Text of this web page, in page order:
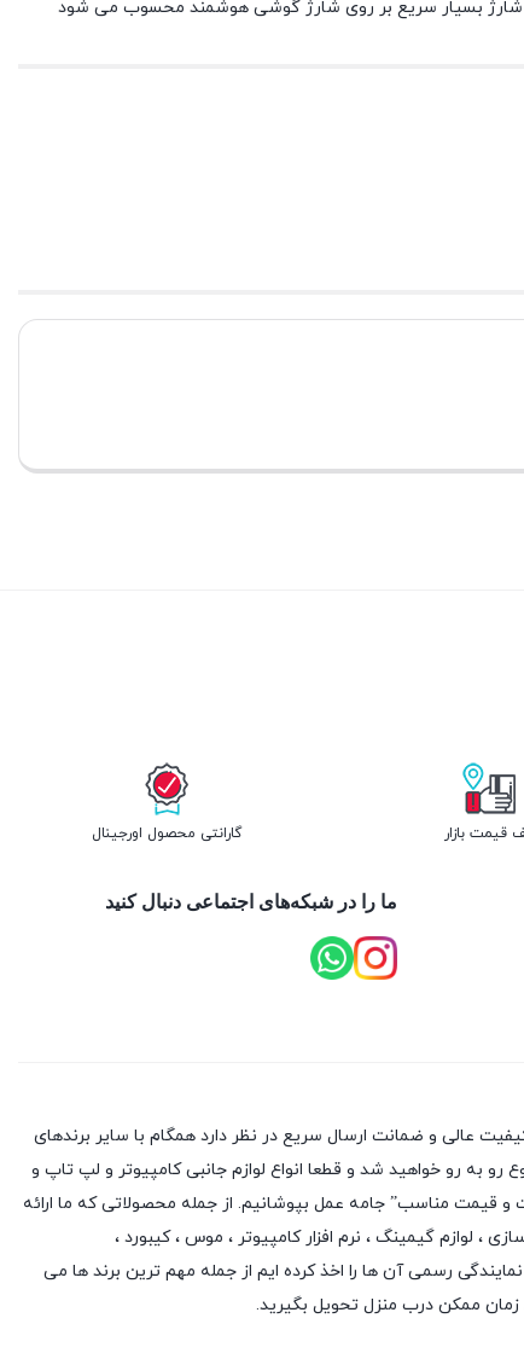
قیمت بازار گارانتی محصول اورجینال
ما را در شبکه‌های اجتماعی دنبال کنید
عالی و ضمانت ارسال سریع در نظر دارد همگام با سایر برندهای
به رو خواهید شد و قطعا انواع لوازم جانبی کامپیوتر و لپ تاپ و
و قیمت مناسب” جامه عمل بپوشانیم. از جمله محصولاتی که ما ارائه
، لوازم گیمینگ ، نرم افزار کامپیوتر ، موس ،کیبورد ،
رسمی آن ها را اخذ کرده ایم از جمله مهم ترین برند ها می
ممکن درب منزل تحویل بگیرید.